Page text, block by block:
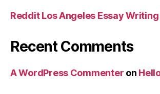
Reddit Los Angeles Essay
Recent Comments
A WordPress Commenter on